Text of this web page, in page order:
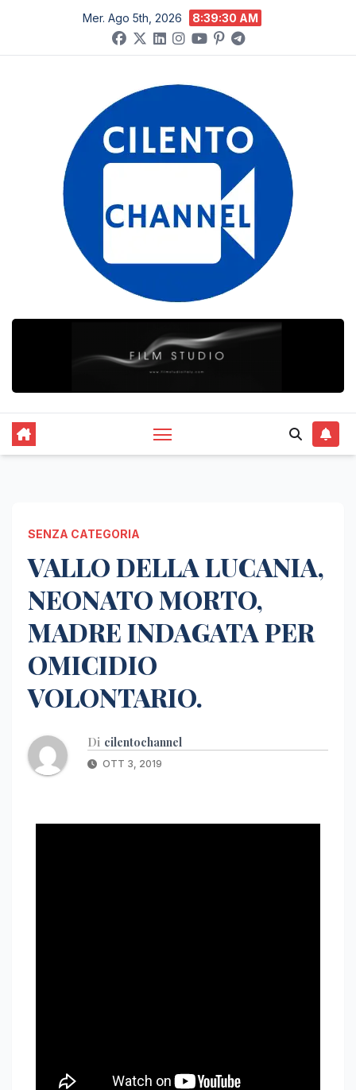
contenuto
Mer. Ago 5th, 2026 8:39:31 AM
SENZA CATEGORIA
VALLO DELLA LUCANIA,
NEONATO MORTO,
MADRE INDAGATA PER
OMICIDIO
VOLONTARIO.
Di cilentochannel
OTT 3, 2019